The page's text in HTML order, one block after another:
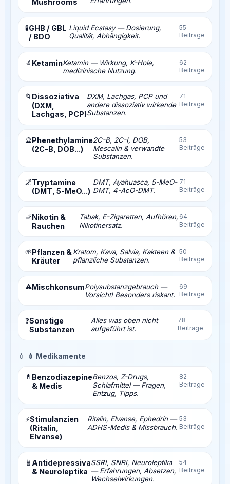
🧪GHB / GBL
/ BDO
Liquid Ecstasy — Dosierung,
Qualität, Abhängigkeit.
55
Beiträge
🔬 KetaminKetamin — Wirkung, K-Hole,
medizinische Nutzung.
62
Beiträge
🌀 Dissoziativa
(DXM,
Lachgas, PCP)
DXM, Lachgas, PCP und
andere dissoziativ wirkende
Substanzen.
71
Beiträge
🔮Phenethylamine
(2C-B, DOB...)
2C-B, 2C-I, DOB,
Mescalin & verwandte
Substanzen.
53
Beiträge
🌌Tryptamine
(DMT, 5-MeO...)
DMT, Ayahuasca, 5-MeO-
DMT, 4-AcO-DMT.
71
Beiträge
🚬Nikotin &
Rauchen
Tabak, E-Zigaretten, Aufhören,
Nikotinersatz.
64
Beiträge
🌱Pflanzen &
Kräuter
Kratom, Kava, Salvia, Kakteen &
pflanzliche Substanzen.
50
Beiträge
⚠️MischkonsumPolysubstanzgebrauch —
Vorsicht! Besonders riskant.
69
Beiträge
❓Sonstige
Substanzen
Alles was oben nicht
aufgeführt ist.
78
Beiträge
💉 💉 Medikamente
💊 Benzodiazepine
& Medis
Benzos, Z-Drugs,
Schlafmittel — Fragen,
Entzug, Tipps.
82
Beiträge
⚡Stimulanzien
(Ritalin,
Elvanse)
Ritalin, Elvanse, Ephedrin —
ADHS-Medis & Missbrauch.
53
Beiträge
🧬 Antidepressiva
& Neuroleptika
SSRI, SNRI, Neuroleptika
— Erfahrungen, Absetzen,
Wechselwirkungen.
54
Beiträge